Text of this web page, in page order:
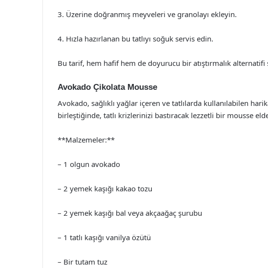
3. Üzerine doğranmış meyveleri ve granolayı ekleyin.
4. Hızla hazırlanan bu tatlıyı soğuk servis edin.
Bu tarif, hem hafif hem de doyurucu bir atıştırmalık alternatifi
Avokado Çikolata Mousse
Avokado, sağlıklı yağlar içeren ve tatlılarda kullanılabilen
birleştiğinde, tatlı krizlerinizi bastıracak lezzetli bir mousse
**Malzemeler:**
– 1 olgun avokado
– 2 yemek kaşığı kakao tozu
– 2 yemek kaşığı bal veya akçaağaç şurubu
– 1 tatlı kaşığı vanilya özütü
– Bir tutam tuz